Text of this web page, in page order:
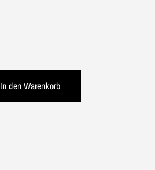
In den Warenkorb